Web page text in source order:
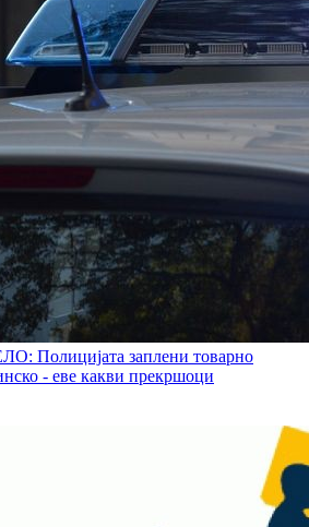
Полицијата заплени товарно
- еве какви прекршоци